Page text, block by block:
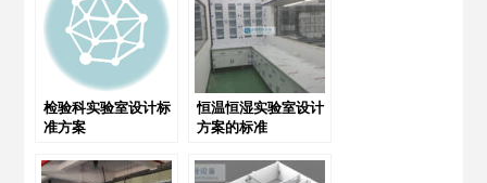
检验科实验室设计标
准方案
恒温恒湿实验室设计
方案的标准